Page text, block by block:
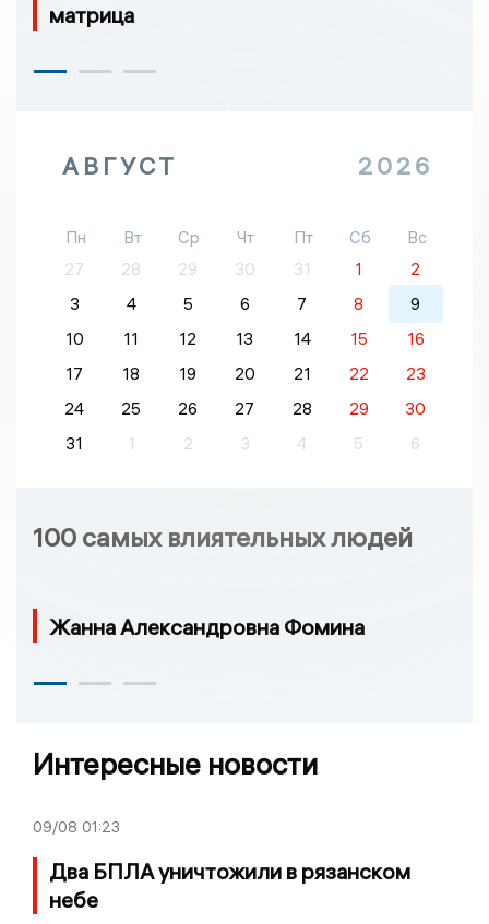
матрица
АВГУСТ 2026
Пн Вт Ср Чт Пт Сб
Вс
27
28 29 30 31 1
2
3
4 5 6 7 8
9
10
11 12 13 14 15
16
17
18 19 20 21 22
23
24
25 26 27 28 29
30
31
1 2 3 4 5 6
100 самых влиятельных людей
Жанна Александровна Фомина
Интересные новости
09/08 01:23
Два БПЛА уничтожили в рязанском
небе